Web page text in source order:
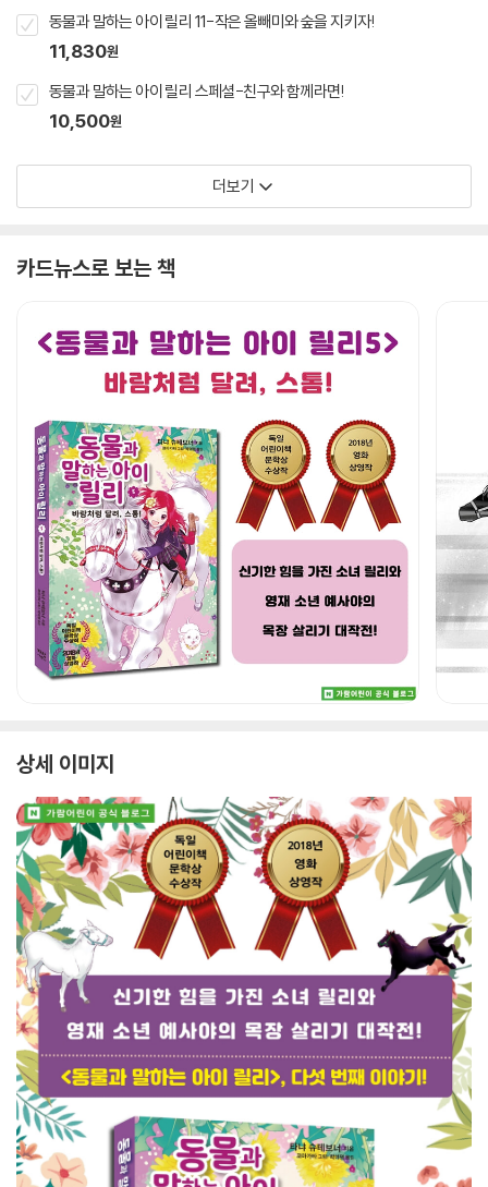
동물과 말하는 아이 릴리 11-작은 올빼미와 숲을 지키자!
11,830원
동물과 말하는 아이 릴리 스페셜-친구와 함께라면!
10,500원
더보기
카드뉴스로 보는 책
상세 이미지